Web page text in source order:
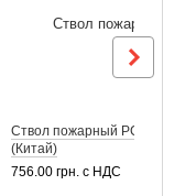
Ствол пожарный РСК-70
(Китай)
756.00 грн. с НДС